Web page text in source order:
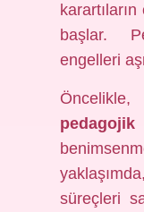
başlar.
engelleri
süreçleri